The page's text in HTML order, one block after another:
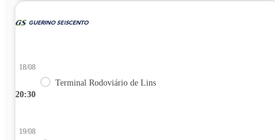
20:30
18/08
Terminal Rodoviário de Lins
19/08